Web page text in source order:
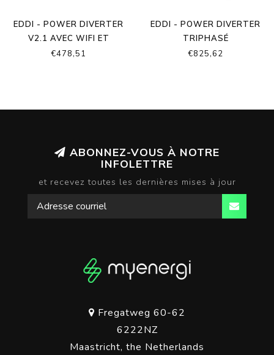
EDDI - POWER DIVERTER
V2.1 AVEC WIFI ET
ETHERNET INTÉGRÉ
€478,51
EDDI - POWER DIVERTER
TRIPHASÉ
€825,62
ABONNEZ-VOUS À NOTRE
INFOLETTRE
et recevez toutes les dernières mises à jour
Fregatweg 60-62
6222NZ
Maastricht, the Netherlands